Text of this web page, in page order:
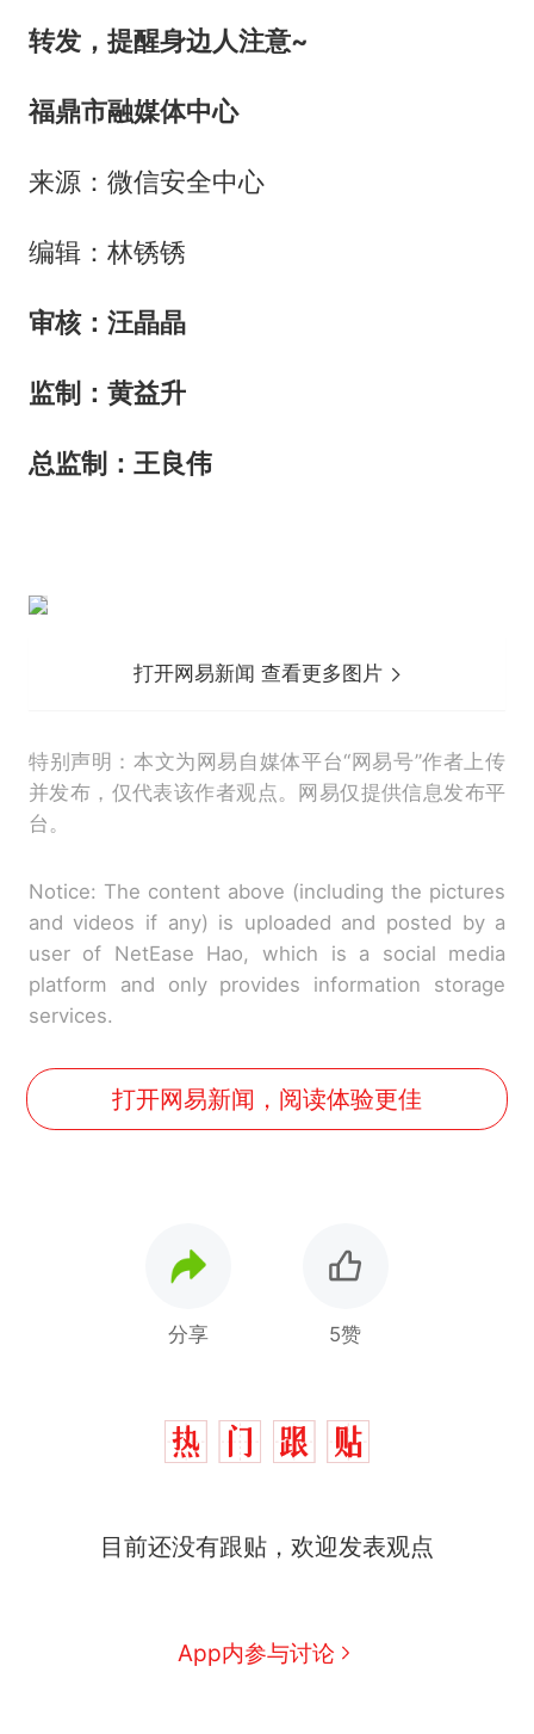
转发，提醒身边人注意~
福鼎市融媒体中心
来源：微信安全中心
编辑：林锈锈
审核：汪晶晶
监制：黄益升
总监制：王良伟
打开网易新闻 查看更多图片
特别声明：本文为网易自媒体平台“网易号”作者上传
并发布，仅代表该作者观点。网易仅提供信息发布平
台。
Notice: The content above (including the pictures
and videos if any) is uploaded and posted by a
user of NetEase Hao, which is a social media
platform and only provides information storage
services.
打开网易新闻，阅读体验更佳
分享 5赞
目前还没有跟贴，欢迎发表观点
App内参与讨论
因老师一句“跟我回家”改写了
眼了……
费大厨“全国小炒肉大王”称
号，仅凭视频评出？中国烹饪